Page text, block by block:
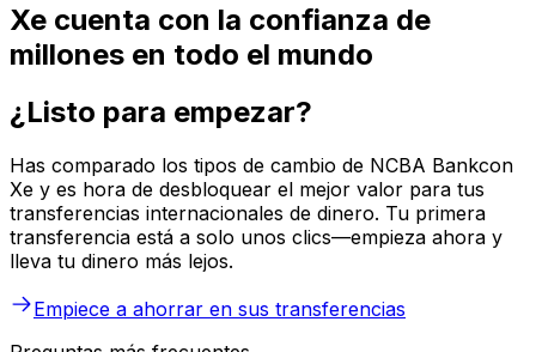
Xe cuenta con la confianza de
millones en todo el mundo
¿Listo para empezar?
Has comparado los tipos de cambio de NCBA Bankcon
Xe y es hora de desbloquear el mejor valor para tus
transferencias internacionales de dinero. Tu primera
transferencia está a solo unos clics—empieza ahora y
lleva tu dinero más lejos.
Empiece a ahorrar en sus transferencias